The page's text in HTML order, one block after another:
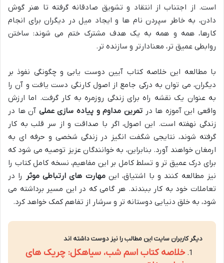
است. از اجتناب از انتقاد و تشویق صادقانه گرفته تا هنر گوش
دادن، به خاطر سپردن نام ها و ایجاد میل در دیگران برای انجام
کارها، همه و همه به یک هدف مشترک ختم می شوند: ساختن
روابطی عمیق تر، معنادارتر و سازنده تر.
با مطالعه این خلاصه کتاب آیین دوست یابی و چگونگی نفوذ بر
دیگران، می توان به درکی جامع از اصول کارنگی دست یافت و آن را
به عنوان یک نقشه راه برای زندگی روزمره به کار گرفت. اما ارزش
واقعی این آموزه ها درتمرین مداوم و پیاده سازی عملی آن ها در
زندگی نهفته است. این اصول، اگر با صداقت و از سر قلب به کار
گرفته شوند، نتایجی شگفت انگیز در زندگی شخصی و حرفه ای به
ارمغان خواهند آورد. بنابراین، به خوانندگان عزیز توصیه می شود که
برای درک عمیق تر و تسلط کامل بر این مفاهیم، نسخه کامل کتاب را
نیز مطالعه کنند و با اشتیاق، اینمهارت های ارتباطی موثر را در
تعاملات خود به کار ببندند. هر گامی که در این مسیر برداشته می
شود، به خلق دنیایی دوستانه تر و سرشار از تفاهم کمک خواهد کرد.
دیگر کاربران سایت این مطالب را نیز دوست داشته اند
خلاصه کتاب اسم شب، سیاهکل: چریک های